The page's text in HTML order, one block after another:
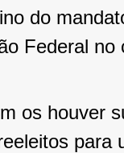
do
Federal
os houver
para